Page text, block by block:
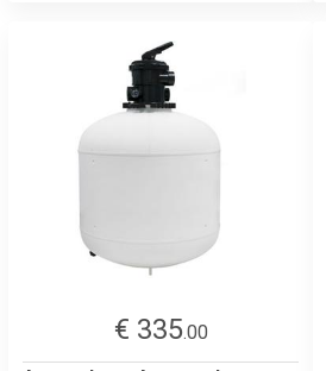
€ 335.00